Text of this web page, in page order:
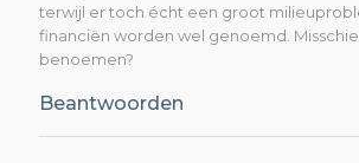
g
a
terwijl er toch écht een groot
financiën worden wel genoemd.
benoemen?
Beantwoorden